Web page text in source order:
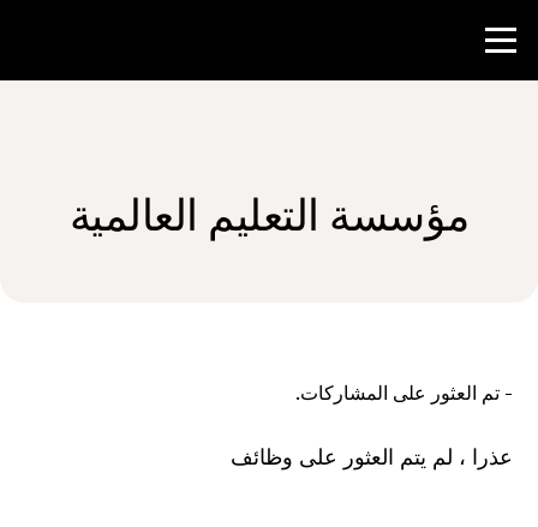
موارد المعلم
مؤسسة التعليم العالمية
- تم العثور على المشاركات.
عذرا ، لم يتم العثور على وظائف